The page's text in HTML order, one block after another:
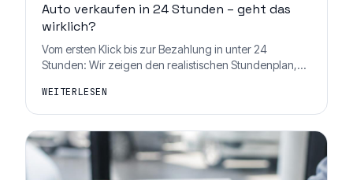
Auto verkaufen in 24 Stunden – geht das
wirklich?
Vom ersten Klick bis zur Bezahlung in unter 24
Stunden: Wir zeigen den realistischen Stundenplan,
Grenzen stößt.
WEITERLESEN